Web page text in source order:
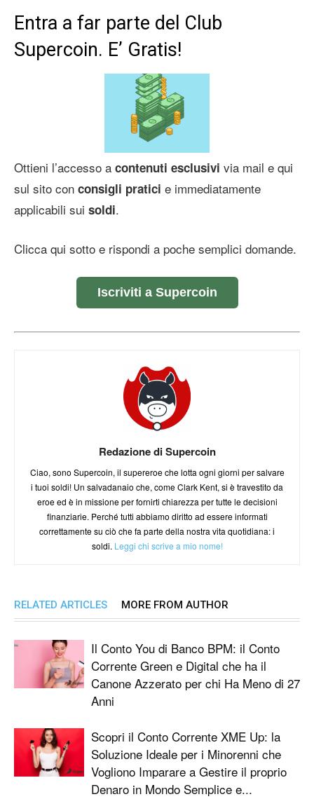
Entra a far parte del Club
Supercoin. E’ Gratis!
Ottieni l’accesso a contenuti esclusivi via mail e qui
sul sito con consigli pratici e immediatamente
applicabili sui soldi.
Clicca qui sotto e rispondi a poche semplici domande.
Iscriviti a Supercoin
Redazione di Supercoin
Ciao, sono Supercoin, il supereroe che lotta ogni giorni per salvare
i tuoi soldi! Un salvadanaio che, come Clark Kent, si è travestito da
eroe ed è in missione per fornirti chiarezza per tutte le decisioni
finanziarie. Perché tutti abbiamo diritto ad essere informati
correttamente su ciò che fa parte della nostra vita quotidiana: i
soldi. Leggi chi scrive a mio nome!
RELATED ARTICLES MORE FROM AUTHOR
Il Conto You di Banco BPM: il Conto
Corrente Green e Digital che ha il
Canone Azzerato per chi Ha Meno di 27
Anni
Scopri il Conto Corrente XME Up: la
Soluzione Ideale per i Minorenni che
Vogliono Imparare a Gestire il proprio
Denaro in Mondo Semplice e...